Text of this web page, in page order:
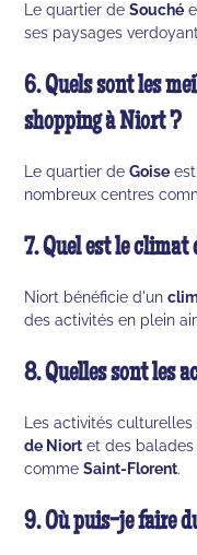
Le quartier deSouché
ses paysages
6. Quels sont les
shopping à Niort ?
Le quartier deGoise
nombreux centres
7. Quel est le
Niort bénéficie d'un
des activités en plein
8. Quelles sont les
Les activités
de Niort et des
commeSaint-Florent.
9. Où puis-je faire